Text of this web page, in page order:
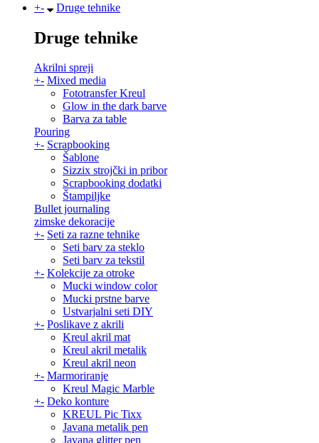
+- Druge tehnike
Druge tehnike
Akrilni spreji
+- Mixed media
Fototransfer Kreul
Glow in the dark barve
Barva za table
Pouring
+- Scrapbooking
Šablone
Sizzix strojčki in pribor
Scrapbooking dodatki
Štampiljke
Bullet journaling
zimske dekoracije
+- Seti za razne tehnike
Seti barv za steklo
Seti barv za tekstil
+- Kolekcije za otroke
Mucki window color
Mucki prstne barve
Ustvarjalni seti DIY
+- Poslikave z akrili
Kreul akril mat
Kreul akril metalik
Kreul akril neon
+- Marmoriranje
Kreul Magic Marble
+- Deko konture
KREUL Pic Tixx
Javana metalik pen
Javana glitter pen